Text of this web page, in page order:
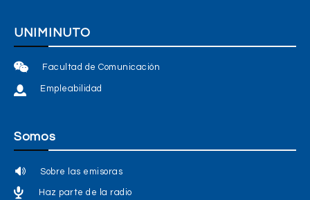
UNIMINUTO
Facultad de Comunicación
Empleabilidad
Somos
Sobre las emisoras
Haz parte de la radio